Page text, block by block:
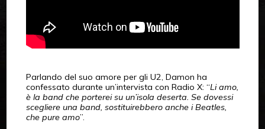
Parlando del suo amore per gli U2, Damon ha
confessato durante un’intervista con Radio X: “Li amo,
è la band che porterei su un’isola deserta. Se dovessi
scegliere una band, sostituirebbero anche i Beatles,
che pure amo”.